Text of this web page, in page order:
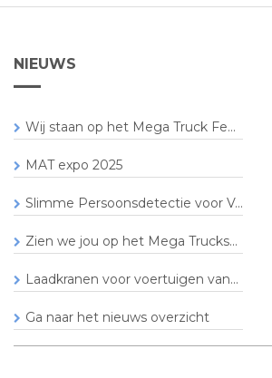
NIEUWS
Wij staan op het Mega Truck Fe...
MAT expo 2025
Slimme Persoonsdetectie voor V...
Zien we jou op het Mega Trucks...
Laadkranen voor voertuigen van...
Ga naar het nieuws overzicht